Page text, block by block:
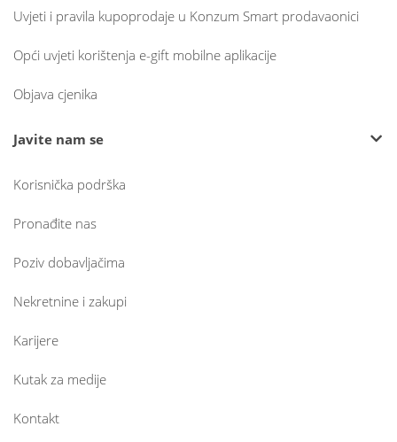
Uvjeti i pravila kupoprodaje u Konzum Smart prodavaonici
Opći uvjeti korištenja e-gift mobilne aplikacije
Objava cjenika
Javite nam se
Korisnička podrška
Pronađite nas
Poziv dobavljačima
Nekretnine i zakupi
Karijere
Kutak za medije
Kontakt